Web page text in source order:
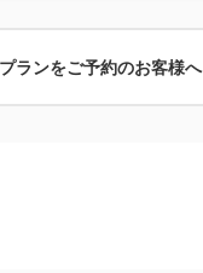
ランをご予約のお客様へ